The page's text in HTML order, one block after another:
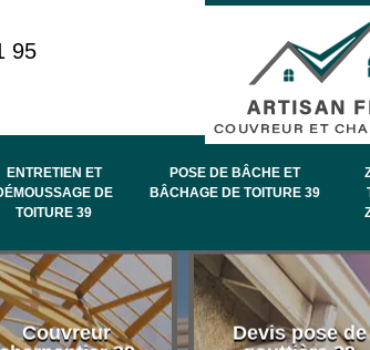
95
ENTRETIEN ET
DE
TOITURE 39
POSE DE BÂCHE ET
BÂCHAGE DE TOITURE 39
Couvreur
Devis pose de